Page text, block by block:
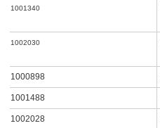
1001340
1002030
1000898
1001488
1002028